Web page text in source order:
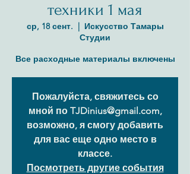
техники 1 мая
ср, 18 сент.
  |
Искусство Тамары
Студии
Все расходные материалы включены
Пожалуйста, свяжитесь со
мной по TJDinius@gmail.com,
возможно, я смогу добавить
для вас еще одно место в
классе.
Посмотреть другие события